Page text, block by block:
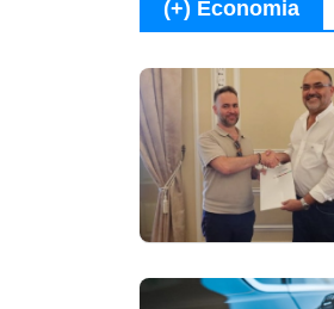
(+) Economia